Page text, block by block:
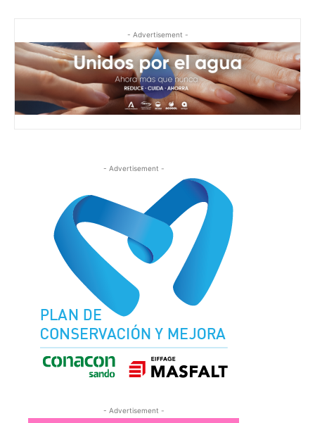
- Advertisement -
- Advertisement -
- Advertisement -